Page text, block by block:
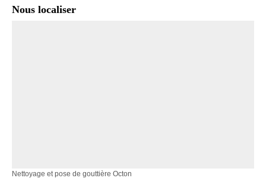
Nous localiser
Nettoyage et pose de gouttière Octon